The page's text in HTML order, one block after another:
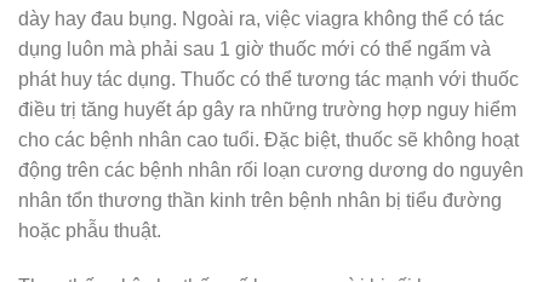
dày hay đau bụng. Ngoài ra, việc viagra không thể có tác
dụng luôn mà phải sau 1 giờ thuốc mới có thể ngấm và
phát huy tác dụng. Thuốc có thể tương tác mạnh với thuốc
điều trị tăng huyết áp gây ra những trường hợp nguy hiểm
cho các bệnh nhân cao tuổi. Đặc biệt, thuốc sẽ không hoạt
động trên các bệnh nhân rối loạn cương dương do nguyên
nhân tổn thương thần kinh trên bệnh nhân bị tiểu đường
hoặc phẫu thuật.